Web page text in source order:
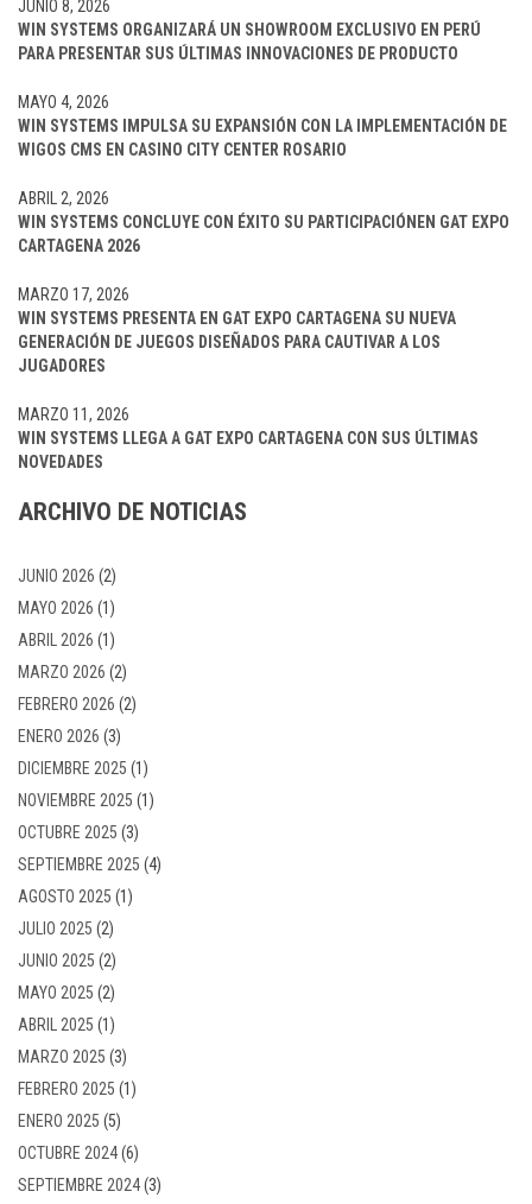
WIN SYSTEMS ORGANIZARÁ UN SHOWROOM EXCLUSIVO EN PERÚ
PARA PRESENTAR SUS ÚLTIMAS INNOVACIONES DE PRODUCTO
JUNIO 8, 2026
WIN SYSTEMS IMPULSA SU EXPANSIÓN CON LA IMPLEMENTACIÓN DE
WIGOS CMS EN CASINO CITY CENTER ROSARIO
MAYO 4, 2026
WIN SYSTEMS CONCLUYE CON ÉXITO SU PARTICIPACIÓNEN GAT EXPO
CARTAGENA 2026
ABRIL 2, 2026
WIN SYSTEMS PRESENTA EN GAT EXPO CARTAGENA SU NUEVA
GENERACIÓN DE JUEGOS DISEÑADOS PARA CAUTIVAR A LOS
JUGADORES
MARZO 17, 2026
WIN SYSTEMS LLEGA A GAT EXPO CARTAGENA CON SUS ÚLTIMAS
NOVEDADES
MARZO 11, 2026
ARCHIVO DE NOTICIAS
JUNIO 2026 (2)
MAYO 2026 (1)
ABRIL 2026 (1)
MARZO 2026 (2)
FEBRERO 2026 (2)
ENERO 2026 (3)
DICIEMBRE 2025 (1)
NOVIEMBRE 2025 (1)
OCTUBRE 2025 (3)
SEPTIEMBRE 2025 (4)
AGOSTO 2025 (1)
JULIO 2025 (2)
JUNIO 2025 (2)
MAYO 2025 (2)
ABRIL 2025 (1)
MARZO 2025 (3)
FEBRERO 2025 (1)
ENERO 2025 (5)
OCTUBRE 2024(6)
SEPTIEMBRE 2024(3)